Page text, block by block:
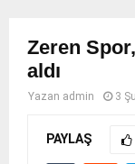
Zeren
aldı
Yazan admin 3
PAYLAŞ